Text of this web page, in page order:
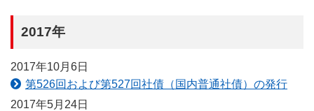
2017年
2017年10月6日
第526回および第527回社債（国内普通社債）の発行
2017年5月24日